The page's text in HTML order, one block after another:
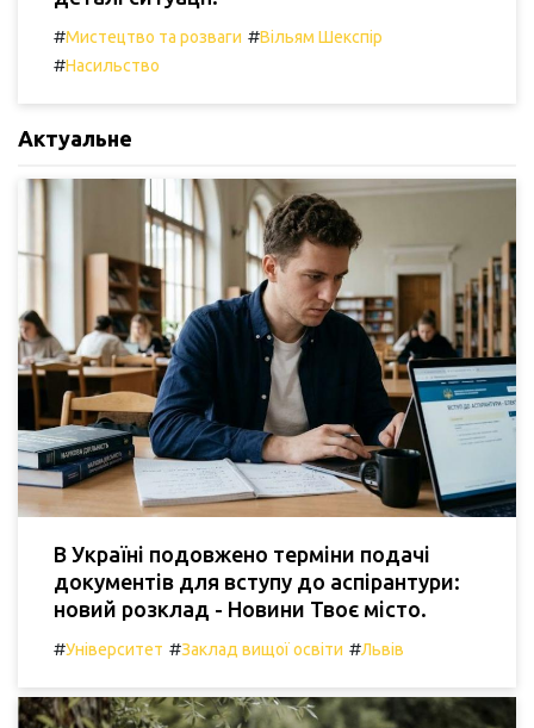
#Мистецтво та розваги #Вільям Шекспір
#Насильство
Актуальне
В Україні подовжено терміни подачі
документів для вступу до аспірантури:
новий розклад - Новини Твоє місто.
#Університет #Заклад вищої освіти #Львів